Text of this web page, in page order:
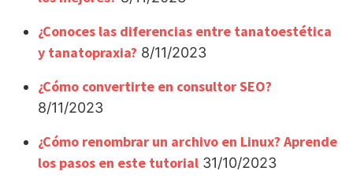
¿Conoces las diferencias entre tanatoestética
y tanatopraxia? 8/11/2023
¿Cómo convertirte en consultor SEO?
8/11/2023
¿Cómo renombrar un archivo en Linux? Aprende
los pasos en este tutorial 31/10/2023